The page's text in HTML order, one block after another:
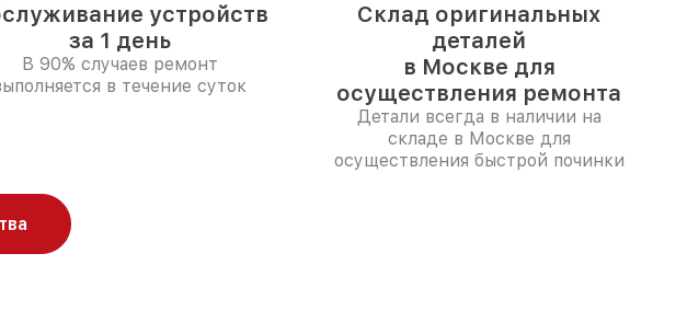
устройств
за 1 день
В 90% случаев ремонт
в течение суток
Склад оригинальных
деталей
в Москве для
осуществления ремонта
Детали всегда в наличии на
складе в Москве для
осуществления быстрой починки